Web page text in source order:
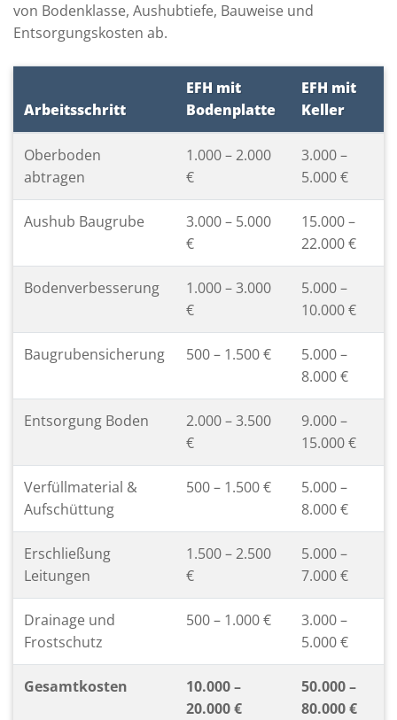
von Bodenklasse, Aushubtiefe, Bauweise und
Entsorgungskosten ab.
Arbeitsschritt
EFH mit
Bodenplatte
EFH mit
Keller
Oberboden
abtragen
1.000 – 2.000
€
3.000 –
5.000 €
Aushub Baugrube
3.000 – 5.000
€
15.000 –
22.000 €
Bodenverbesserung
1.000 – 3.000
€
5.000 –
10.000 €
Baugrubensicherung 500 – 1.500 €
5.000 –
8.000 €
Entsorgung Boden
2.000 – 3.500
€
9.000 –
15.000 €
Verfüllmaterial &
Aufschüttung
500 – 1.500 €
5.000 –
8.000 €
Erschließung
Leitungen
1.500 – 2.500
€
5.000 –
7.000 €
Drainage und
Frostschutz
500 – 1.000 €
3.000 –
5.000 €
Gesamtkosten
10.000 –
20.000 €
50.000 –
80.000 €